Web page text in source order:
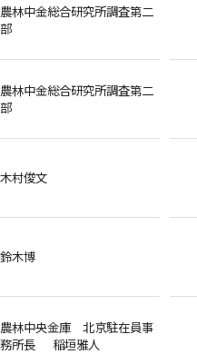
農林中金総合研究所調査第二
部
農林中金総合研究所調査第二
部
木村俊文
鈴木博
農林中央金庫 北京駐在員事
務所長 稲垣雅人